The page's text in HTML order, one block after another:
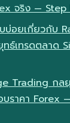
จริง — Step
บ่อยเกี่ยวกับ
ธ์เทรดตลาด
Trading กล
บราคา Forex